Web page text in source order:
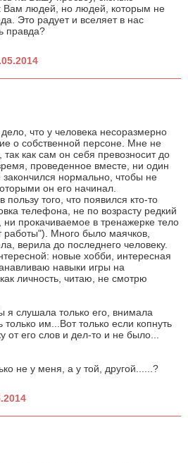
Вам людей, но людей, которым не
Это радует и вселяет в нас
правда?
что у человека несоразмерно
о собственной персоне. Мне не
так как сам он себя превозносит до
проведенное вместе, ни один
закончился нормально, чтобы не
он его начинал.
пользу того, что появился кто-то
телефона, не по возрасту редкий
ни прокачиваемое в тренажерке тело
работы"). Много было маячков,
верила до последнего человеку.
новые хобби, интересная
навыки игры на
личность, читаю, не смотрю
я слушала только его, внимала
им...Вот только если копнуть
от его слов и дел-то и не было...
не у меня, а у той, другой......?